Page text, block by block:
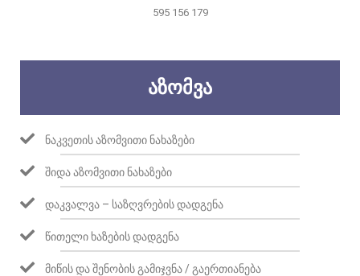
595 156 179
ᲐᲖᲝᲛᲕᲐ
ᲜᲐᲙᲕᲔᲗᲘᲡ ᲐᲖᲝᲛᲕᲘᲗᲘ ᲜᲐᲮᲐᲖᲔᲑᲘ
ᲨᲘᲓᲐ ᲐᲖᲝᲛᲕᲘᲗᲘ ᲜᲐᲮᲐᲖᲔᲑᲘ
ᲓᲐᲙᲕᲐᲚᲕᲐ – ᲡᲐᲖᲦᲕᲠᲔᲑᲘᲡ ᲓᲐᲓᲒᲔᲜᲐ
ᲬᲘᲗᲔᲚᲘ ᲮᲐᲖᲔᲑᲘᲡ ᲓᲐᲓᲒᲔᲜᲐ
ᲛᲘᲬᲘᲡ ᲓᲐ ᲨᲔᲜᲝᲑᲘᲡ ᲒᲐᲛᲘᲯᲕᲜᲐ / ᲒᲐᲔᲠᲗᲘᲐᲜᲔᲑᲐ